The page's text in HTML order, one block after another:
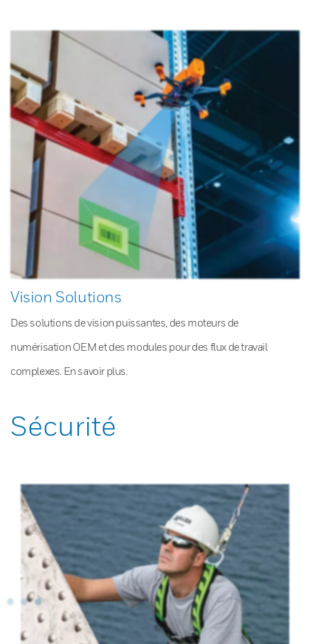
Vision Solutions
Des solutions de vision puissantes, des moteurs de
numérisation OEM et des modules pour des flux de travail
complexes. En savoir plus.
Sécurité